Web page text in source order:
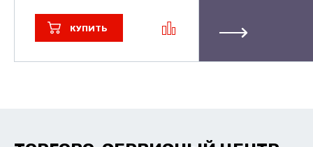
КУПИТЬ